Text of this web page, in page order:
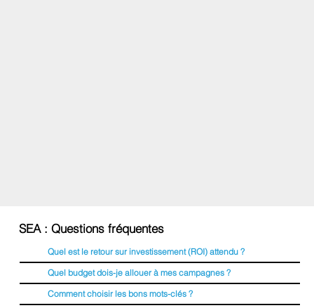
SEA : Questions fréquentes
Quel est le retour sur investissement (ROI) attendu ?
Quel budget dois-je allouer à mes campagnes ?
Comment choisir les bons mots-clés ?